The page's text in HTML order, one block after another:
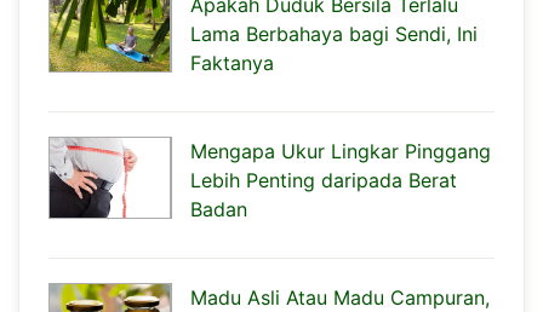
Lama Berbahaya bagi Sendi, Ini
Faktanya
Mengapa Ukur Lingkar Pinggang
Lebih Penting daripada Berat
Badan
Madu Asli Atau Madu Campuran,